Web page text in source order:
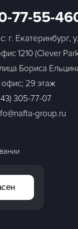
77-55-
г. Екатеринбург,
1210 (Clever
Бориса
29 этаж
305-77-07
group.ru